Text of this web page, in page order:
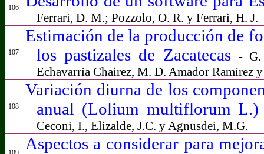
106
Ferrari, D. M.; Pozzolo, O. R. y Ferrari, H. J.
107
Estimación de la producción de
los pastizales de Zacatecas - G.
Echavarría Chairez, M. D. Amador Ramírez
108
Variación diurna de los
anual (Lolium multiflorum L.)
Ceconi, I., Elizalde, J.C. y Agnusdei, M.G.
Aspectos a considerar para